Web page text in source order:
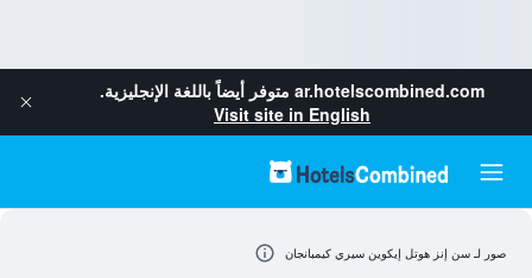
ar.hotelscombined.com متوفر أيضاً باللغة الإنجليزية.
Visit site in English
صور لـ سن إنز هوتل إيكوين سيري كيمبانجان